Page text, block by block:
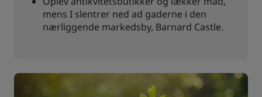
mens I slentrer ned ad gaderne i den
nærliggende markedsby, Barnard Castle.